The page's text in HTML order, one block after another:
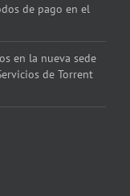
de pago en el
en la nueva sede
de Torrent